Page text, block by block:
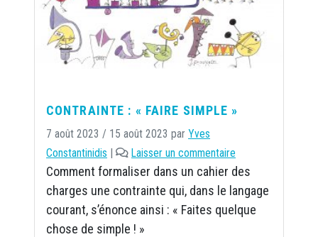
CONTRAINTE : « FAIRE SIMPLE »
7 août 2023 / 15 août 2023 par Yves
Constantinidis | Laisser un commentaire
Comment formaliser dans un cahier des
charges une contrainte qui, dans le langage
courant, s’énonce ainsi : « Faites quelque
chose de simple ! »